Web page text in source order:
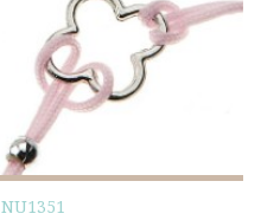
NU1351